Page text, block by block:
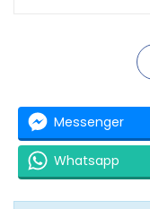
Messenger
Whatsapp